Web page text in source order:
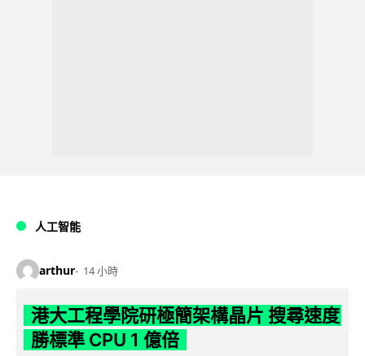
人工智能
arthur 14 小時
港大工程學院研極簡架構晶片 搜尋速度
勝標準 CPU 1 億倍